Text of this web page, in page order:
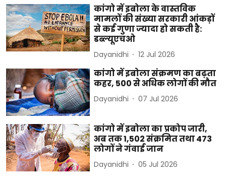
कांगो में इबोला के वास्तविक
मामलों की संख्या सरकारी आंकड़ों
से कई गुणा ज्यादा हो सकती है:
डब्ल्यूएचओ
Dayanidhi 12 Jul 2026
कांगो में इबोला संक्रमण का बढ़ता
कहर, 500 से अधिक लोगों की मौत
Dayanidhi 07 Jul 2026
कांगो में इबोला का प्रकोप जारी,
अब तक 1,502 संक्रमित तथा 473
लोगों ने गंवाई जान
Dayanidhi 05 Jul 2026